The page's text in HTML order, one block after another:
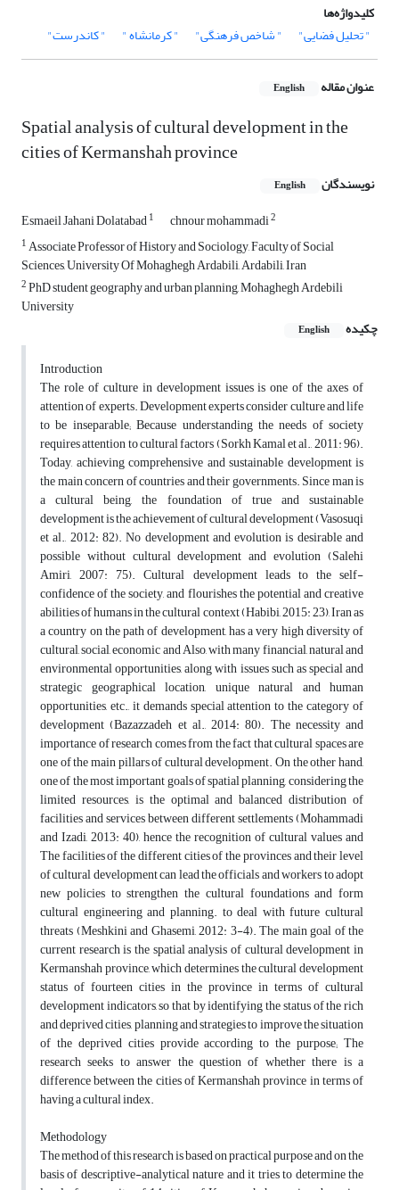
کلیدواژه‌ها
" تحلیل فضایی‌"
" شاخص فرهنگی‌" " کرمانشاه " " کاندرست‌"
عنوان مقاله English
Spatial analysis of cultural development in the
cities of Kermanshah province
نویسندگان English
Esmaeil Jahani Dolatabad1 chnour mohammadi2
1Associate Professor of History and Sociology, Faculty of Social
Sciences, University Of Mohaghegh Ardabili, Ardabili, Iran
2PhD student geography and urban planning, Mohaghegh Ardebili
University
چکیده
English
Introduction
The role of culture in development issues is one of the axes of
attention of experts. Development experts consider culture and life
to be inseparable; Because understanding the needs of society
requires attention to cultural factors (Sorkh Kamal et al., 2011: 96).
Today, achieving comprehensive and sustainable development is
the main concern of countries and their governments. Since man is
a cultural being, the foundation of true and sustainable
development is the achievement of cultural development (Vasosuqi
et al., 2012: 82). No development and evolution is desirable and
possible without cultural development and evolution (Salehi
Amiri, 2007: 75). Cultural development leads to the self-
confidence of the society, and flourishes the potential and creative
abilities of humans in the cultural context (Habibi, 2015: 23), Iran as
a country on the path of development, has a very high diversity of
cultural, social, economic and Also, with many financial, natural and
environmental opportunities, along with issues such as special and
strategic geographical location, unique natural and human
opportunities, etc., it demands special attention to the category of
development (Bazazzadeh et al., 2014: 80). The necessity and
importance of research comes from the fact that cultural spaces are
one of the main pillars of cultural development. On the other hand,
one of the most important goals of spatial planning, considering the
limited resources, is the optimal and balanced distribution of
facilities and services between different settlements (Mohammadi
and Izadi, 2013: 40), hence the recognition of cultural values and
The facilities of the different cities of the provinces and their level
of cultural development can lead the officials and workers to adopt
new policies to strengthen the cultural foundations and form
cultural engineering and planning. to deal with future cultural
threats (Meshkini and Ghasemi, 2012: 3-4). The main goal of the
current research is the spatial analysis of cultural development in
Kermanshah province, which determines the cultural development
status of fourteen cities in the province in terms of cultural
development indicators, so that by identifying the status of the rich
and deprived cities, planning and strategies to improve the situation
of the deprived cities provide according to the purpose; The
research seeks to answer the question of whether there is a
difference between the cities of Kermanshah province in terms of
having a cultural index.
Methodology
The method of this research is based on practical purpose and on the
basis of descriptive-analytical nature and it tries to determine the